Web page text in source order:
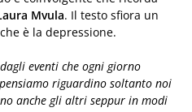
Mvula. Il testo sfiora un
è la depressione.
eventi che ogni giorno
riguardino soltanto noi
anche gli altri seppur in modi